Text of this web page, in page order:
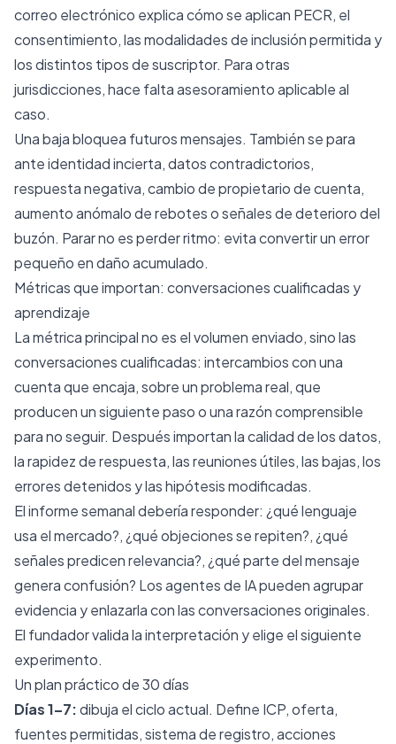
correo electrónico explica cómo se aplican PECR, el
consentimiento, las modalidades de inclusión permitida y
los distintos tipos de suscriptor. Para otras
jurisdicciones, hace falta asesoramiento aplicable al
caso.
Una baja bloquea futuros mensajes. También se para
ante identidad incierta, datos contradictorios,
respuesta negativa, cambio de propietario de cuenta,
aumento anómalo de rebotes o señales de deterioro del
buzón. Parar no es perder ritmo: evita convertir un error
pequeño en daño acumulado.
Métricas que importan: conversaciones cualificadas y
aprendizaje
La métrica principal no es el volumen enviado, sino las
conversaciones cualificadas: intercambios con una
cuenta que encaja, sobre un problema real, que
producen un siguiente paso o una razón comprensible
para no seguir. Después importan la calidad de los datos,
la rapidez de respuesta, las reuniones útiles, las bajas, los
errores detenidos y las hipótesis modificadas.
El informe semanal debería responder: ¿qué lenguaje
usa el mercado?, ¿qué objeciones se repiten?, ¿qué
señales predicen relevancia?, ¿qué parte del mensaje
genera confusión? Los agentes de IA pueden agrupar
evidencia y enlazarla con las conversaciones originales.
El fundador valida la interpretación y elige el siguiente
experimento.
Un plan práctico de 30 días
Días 1–7:dibuja el ciclo actual. Define ICP, oferta,
fuentes permitidas, sistema de registro, acciones